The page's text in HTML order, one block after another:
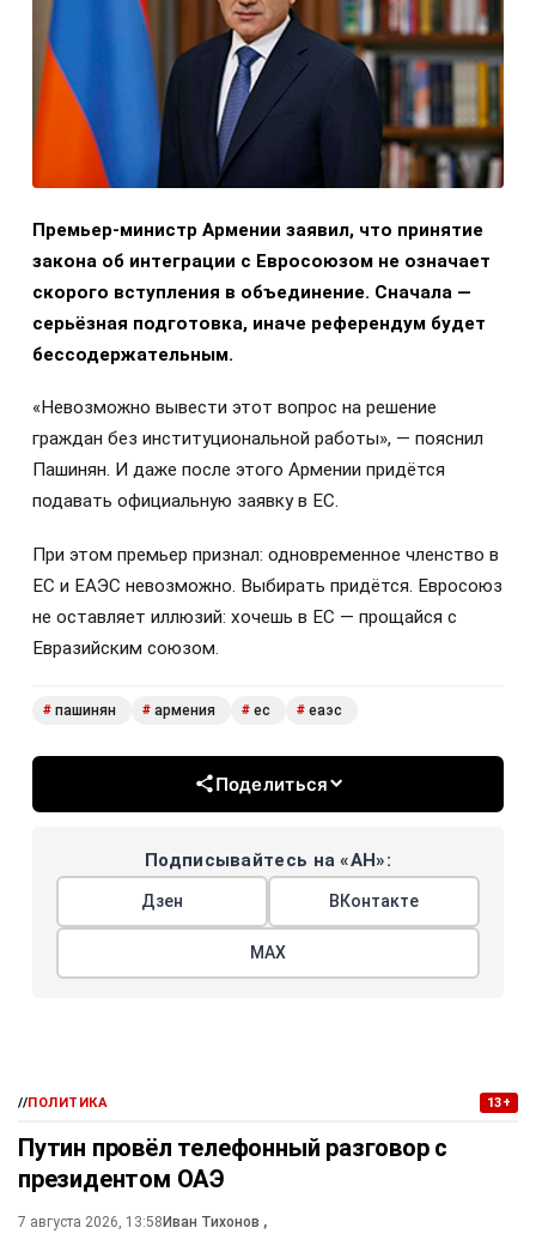
Премьер-министр Армении заявил, что принятие
закона об интеграции с Евросоюзом не означает
скорого вступления в объединение. Сначала —
серьёзная подготовка, иначе референдум будет
бессодержательным.
«Невозможно вывести этот вопрос на решение
граждан без институциональной работы», — пояснил
Пашинян. И даже после этого Армении придётся
подавать официальную заявку в ЕС.
При этом премьер признал: одновременное членство в
ЕС и ЕАЭС невозможно. Выбирать придётся. Евросоюз
не оставляет иллюзий: хочешь в ЕС — прощайся с
Евразийским союзом.
# пашинян # армения # ес # еаэс
Поделиться
Подписывайтесь на «АН»:
Дзен ВКонтакте
МАХ
//ПОЛИТИКА 13+
Путин провёл телефонный разговор с
президентом ОАЭ
7 августа 2026, 13:58Иван Тихонов ,